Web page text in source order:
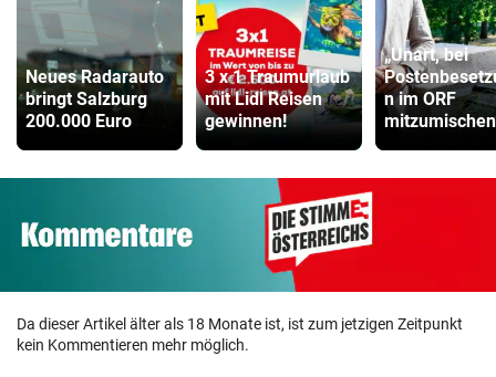
Neues Radarauto
bringt Salzburg
200.000 Euro
3 x 1 Traumurlaub
mit Lidl Reisen
gewinnen!
„Unart, bei
n im ORF
Da dieser Artikel älter als 18 Monate ist, ist zum jetzigen Zeitpunkt
kein Kommentieren mehr möglich.